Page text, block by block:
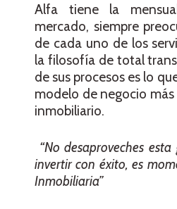
Alfa tiene la
mercado, siempre
de cada uno de los
la filosofía de total
de sus procesos es lo
modelo de negocio
inmobiliario.
“No desaproveches
invertir con éxito, es
Inmobiliaria”